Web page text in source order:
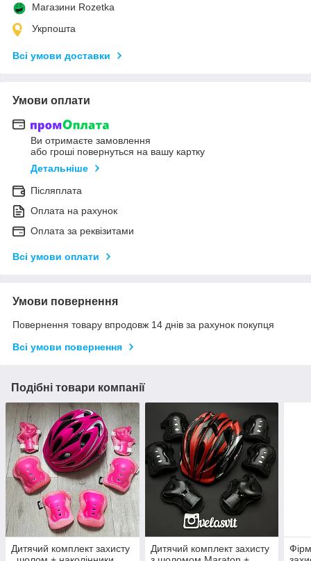
Магазини Rozetka
Укрпошта
Всі умови доставки
Умови оплати
Ви отримаєте замовлення
або гроші повернуться на вашу картку
Детальніше
Післяплата
Оплата на рахунок
Оплата за реквізитами
Всі умови оплати
Умови повернення
Повернення товару впродовж 14 днів за рахунок покупця
Всі умови повернення
Подібні товари компанії
Дитячий комплект захисту
Дитячий комплект захисту